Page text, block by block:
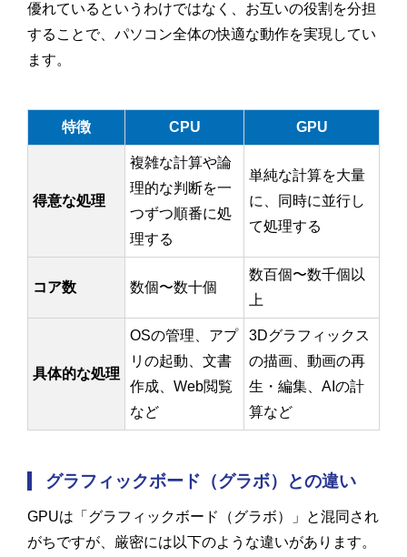
優れているというわけではなく、お互いの役割を分担
することで、パソコン全体の快適な動作を実現してい
ます。
特徴 CPU GPU
得意な処理
複雑な計算や論
理的な判断を一
つずつ順番に処
理する
単純な計算を大量
に、同時に並行し
て処理する
コア数 数個〜数十個
数百個〜数千個以
上
具体的な処理
OSの管理、アプ
リの起動、文書
作成、Web閲覧
など
3Dグラフィックス
の描画、動画の再
生・編集、AIの計
算など
グラフィックボード（グラボ）との違い
GPUは「グラフィックボード（グラボ）」と混同され
がちですが、厳密には以下のような違いがあります。